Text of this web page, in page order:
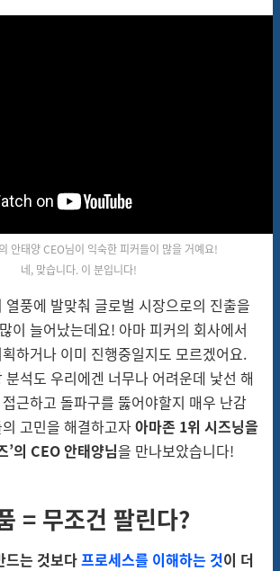
안태양 CEO님이 익숙한 피커들이 많을 거예요!
네, 맞습니다. 이 분입니다!
열풍에 발맞춰 글로벌 시장으로의 진출을
이 늘어났는데요! 아마피커의 회사에서
하거나 이미 진행중일지도 모르겠어요.
석도 우리에겐 너무나 어려운데 낯선 해
근하고 돌파구를 뚫어야할지 매우 난감
고민을 해결하고자아마존 1위 시즈닝을
’의 CEO안태양님을 만나보았습니다!
= 무조건 팔린다?
드는 것보다프로세스를 이해하는 것이 더